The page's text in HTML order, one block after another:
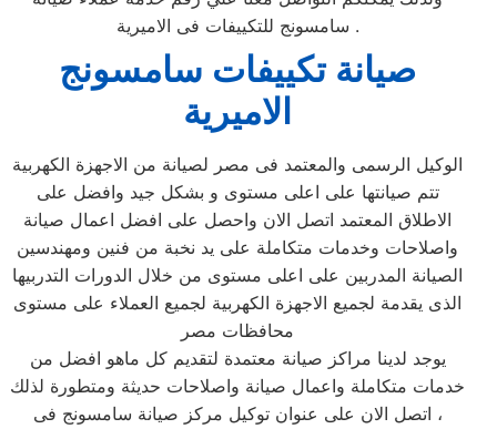
سامسونج للتكييفات فى الاميرية .
صيانة تكييفات سامسونج
الاميرية
الوكيل الرسمى والمعتمد فى مصر لصيانة من الاجهزة الكهربية
تتم صيانتها على اعلى مستوى و بشكل جيد وافضل على
الاطلاق المعتمد اتصل الان واحصل على افضل اعمال صيانة
واصلاحات وخدمات متكاملة على يد نخبة من فنين ومهندسين
الصيانة المدربين على اعلى مستوى من خلال الدورات التدربيها
الذى يقدمة لجميع الاجهزة الكهربية لجميع العملاء على مستوى
محافظات مصر
يوجد لدينا مراكز صيانة معتمدة لتقديم كل ماهو افضل من
خدمات متكاملة واعمال صيانة واصلاحات حديثة ومتطورة لذلك
، اتصل الان على عنوان توكيل مركز صيانة سامسونج فى